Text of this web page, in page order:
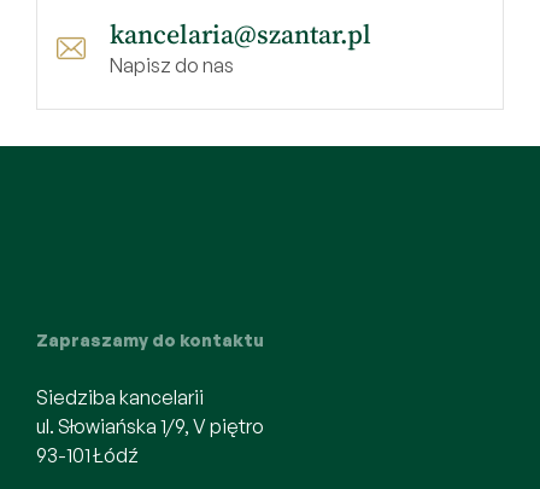
kancelaria@szantar.pl
Napisz do nas
Zapraszamy do kontaktu
Siedziba kancelarii
ul. Słowiańska 1/9, V piętro
93-101 Łódź